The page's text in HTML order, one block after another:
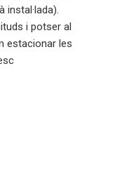
instal·lada).
i potser al
estacionar les